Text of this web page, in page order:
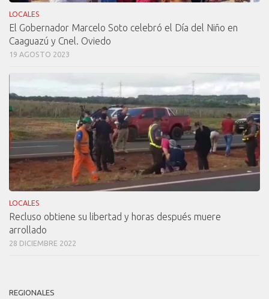
LOCALES
El Gobernador Marcelo Soto celebró el Día del Niño en
Caaguazú y Cnel. Oviedo
19 AGOSTO 2023
LOCALES
Recluso obtiene su libertad y horas después muere
arrollado
28 DICIEMBRE 2022
REGIONALES